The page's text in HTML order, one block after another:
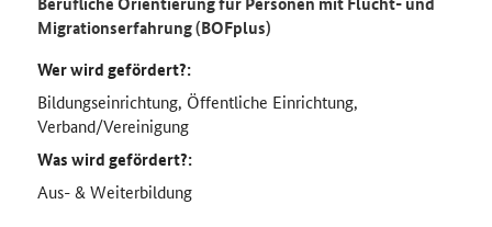
Migrationserfahrung (BOFplus)
Wer wird gefördert?:
Bildungseinrichtung, Öffentliche Einrichtung,
Verband/Vereinigung
Was wird gefördert?:
Aus- & Weiterbildung